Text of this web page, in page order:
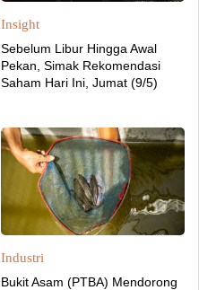
Insight
Sebelum Libur Hingga Awal
Pekan, Simak Rekomendasi
Saham Hari Ini, Jumat (9/5)
Industri
Bukit Asam (PTBA) Mendorong